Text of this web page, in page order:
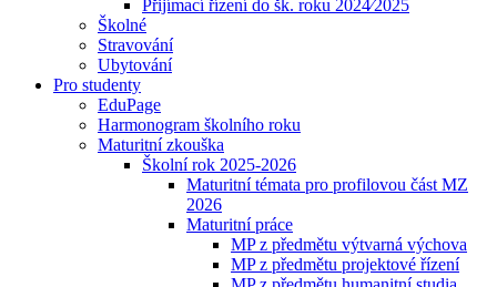
Přijímací řízení do šk. roku 2024⁄2025
Školné
Stravování
Ubytování
Pro studenty
EduPage
Harmonogram školního roku
Maturitní zkouška
Školní rok 2025-2026
Maturitní témata pro profilovou část MZ
2026
Maturitní práce
MP z předmětu výtvarná výchova
MP z předmětu projektové řízení